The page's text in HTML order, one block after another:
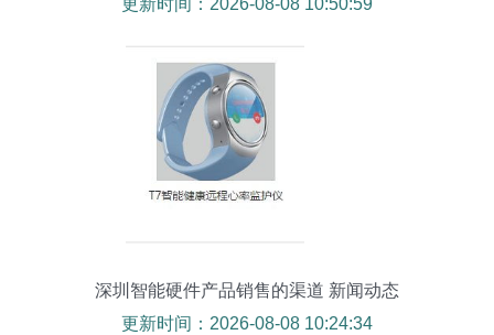
更新时间：2026-08-08 10:50:59
深圳智能硬件产品销售的渠道 新闻动态
更新时间：2026-08-08 10:24:34